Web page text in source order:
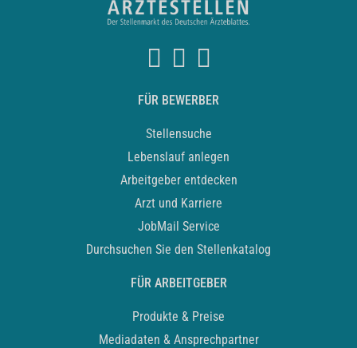
FÜR BEWERBER
Stellensuche
Lebenslauf anlegen
Arbeitgeber entdecken
Arzt und Karriere
JobMail Service
Durchsuchen Sie den Stellenkatalog
FÜR ARBEITGEBER
Produkte & Preise
Mediadaten & Ansprechpartner